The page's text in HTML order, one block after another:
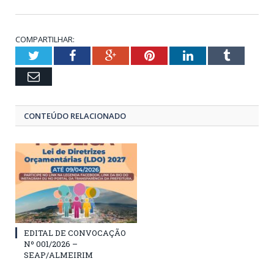
COMPARTILHAR:
TwitterFacebookGoogle+PinterestLinkedInTumblr
Email
CONTEÚDO RELACIONADO
EDITAL DE CONVOCAÇÃO
Nº 001/2026 –
SEAP/ALMEIRIM